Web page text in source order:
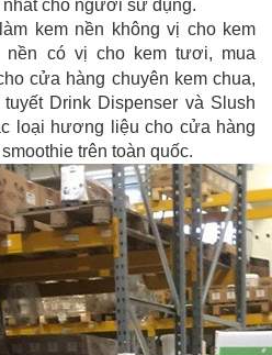
cho người sử dụng.
kem nền không vị cho kem
nền có vị cho kem tươi, mua
cửa hàng chuyên kem chua,
Drink Dispenser và Slush
loại hương liệu cho cửa hàng
trên toàn quốc.